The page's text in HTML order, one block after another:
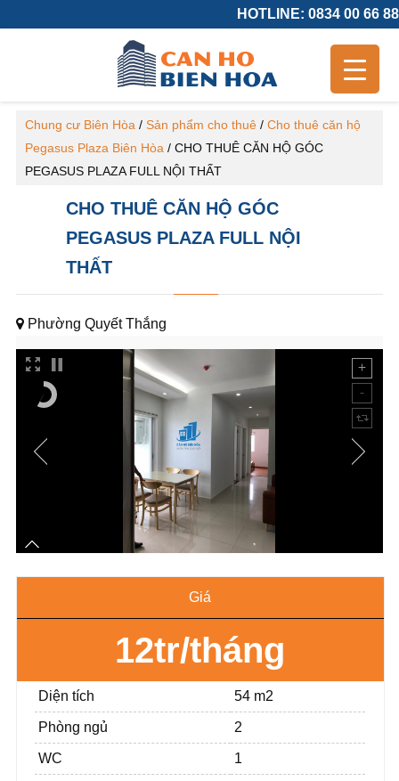
HOTLINE: 0834 00 66 88
Chung cư Biên Hòa / Sản phẩm cho thuê/ Cho thuê căn hộ
Pegasus Plaza Biên Hòa / CHO THUÊ CĂN HỘ GÓC
PEGASUS PLAZA FULL NỘI THẤT
CHO THUÊ CĂN HỘ GÓC
PEGASUS PLAZA FULL NỘI
THẤT
Phường Quyết Thắng
Giá
12tr/tháng
Diện tích 54 m2
Phòng ngủ 2
WC 1